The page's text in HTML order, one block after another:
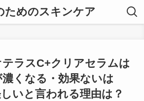
ためのスキンケア
テラスC+クリアセラムは
くなる・効果ないは
いと言われる理由は？